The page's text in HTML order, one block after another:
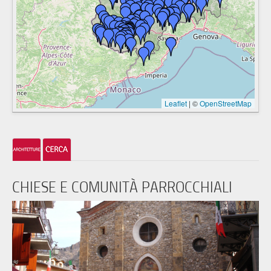
Leaflet | ©OpenStreetMap
CHIESE E COMUNITÀ PARROCCHIALI